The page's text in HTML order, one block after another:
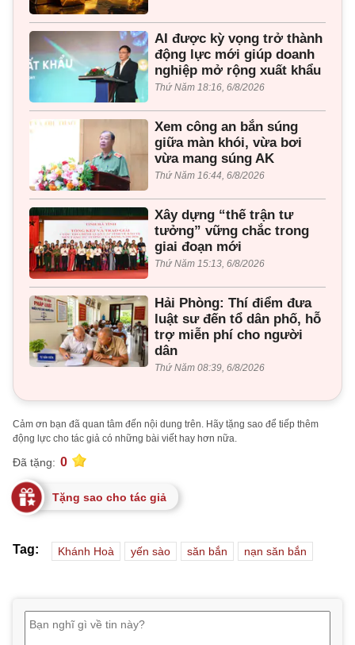
AI được kỳ vọng trở thành
động lực mới giúp doanh
nghiệp mở rộng xuất khẩu
Thứ Năm 18:16, 6/8/2026
Xem công an bắn súng
giữa màn khói, vừa bơi
vừa mang súng AK
Thứ Năm 16:44, 6/8/2026
Xây dựng “thế trận tư
tưởng” vững chắc trong
giai đoạn mới
Thứ Năm 15:13, 6/8/2026
Hải Phòng: Thí điểm đưa
luật sư đến tổ dân phố, hỗ
trợ miễn phí cho người
dân
Thứ Năm 08:39, 6/8/2026
Cảm ơn bạn đã quan tâm đến nội dung trên. Hãy tặng sao để tiếp thêm
động lực cho tác giả có những bài viết hay hơn nữa.
Đã tặng: 0
Tặng sao cho tác giả
Tag: Khánh Hoà yến sào săn bắn nạn săn bắn